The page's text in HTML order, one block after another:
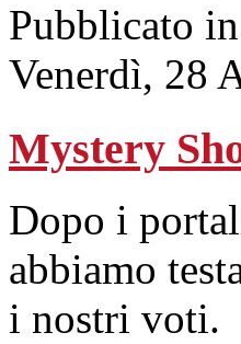
Pubblicato in
Venerdì, 28
Mystery
Dopo i
abbiamo
i nostri voti.